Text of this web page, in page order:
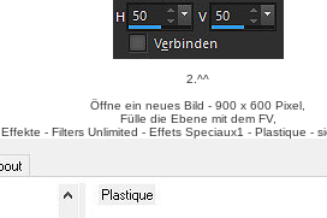
2.^^
Öffne ein neues Bild - 900 x 600 Pixel,
Fülle die Ebene mit dem FV,
Effekte - Filters Unlimited - Effets Speciaux1 - Plastique -